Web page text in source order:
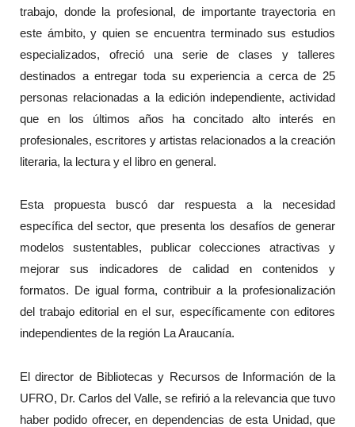
trabajo, donde la profesional, de importante trayectoria en
este ámbito, y quien se encuentra terminado sus estudios
especializados, ofreció una serie de clases y talleres
destinados a entregar toda su experiencia a cerca de 25
personas relacionadas a la edición independiente, actividad
que en los últimos años ha concitado alto interés en
profesionales, escritores y artistas relacionados a la creación
literaria, la lectura y el libro en general.
Esta propuesta buscó dar respuesta a la necesidad
específica del sector, que presenta los desafíos de generar
modelos sustentables, publicar colecciones atractivas y
mejorar sus indicadores de calidad en contenidos y
formatos. De igual forma, contribuir a la profesionalización
del trabajo editorial en el sur, específicamente con editores
independientes de la región La Araucanía.
El director de Bibliotecas y Recursos de Información de la
UFRO, Dr. Carlos del Valle, se refirió a la relevancia que tuvo
haber podido ofrecer, en dependencias de esta Unidad, que